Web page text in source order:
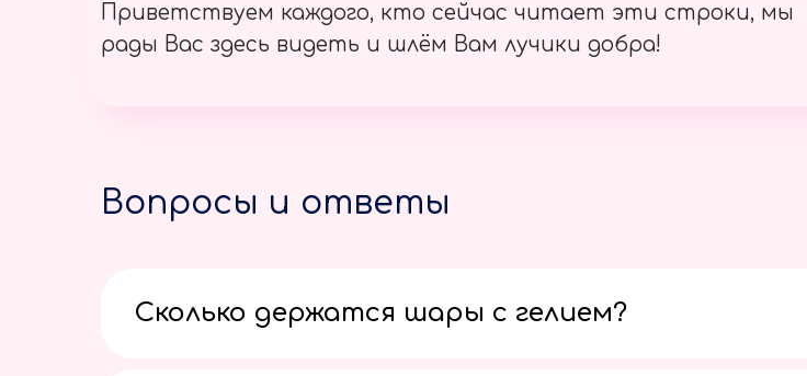
Приветствуем каждого, кто сейчас читает эти строки, мы
рады Вас здесь видеть и шлём Вам лучики добра!
Вопросы и ответы
Сколько держатся шары с гелием?